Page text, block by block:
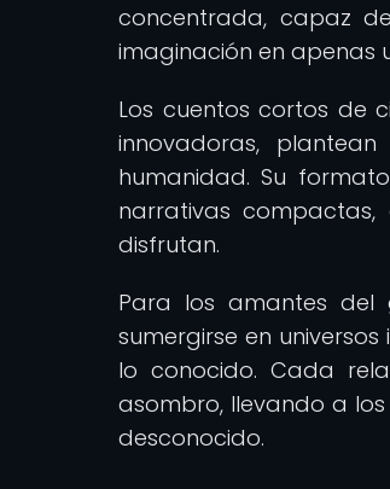
concentrada, capaz
imaginación en apenas
Los cuentos cortos de
innovadoras,
humanidad. Su
narrativas
disfrutan.
Para los amantes del
sumergirse en
lo conocido. Cada
asombro, llevando a
desconocido.